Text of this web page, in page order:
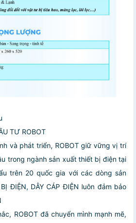
TƯ ROBOT
và phát triển, ROBOT giữ vững vị trí
trong ngành sản xuất thiết bị điện tại
trên 20 quốc gia với các dòng sản
ĐIỆN, DÂY CÁP ĐIỆN luôn đảm bảo
ROBOT đã chuyển mình mạnh mẽ,